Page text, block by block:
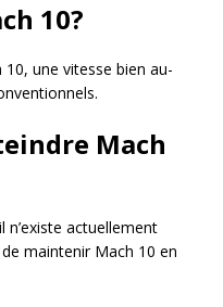
10?
une vitesse bien au-
Mach
actuellement
maintenir Mach 10 en